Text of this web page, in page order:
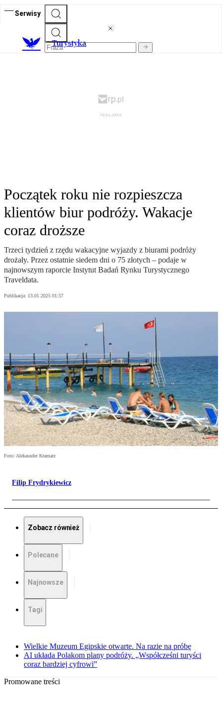
Serwisy
Turystyka
Początek roku nie rozpieszcza
klientów biur podróży. Wakacje
coraz droższe
Trzeci tydzień z rzędu wakacyjne wyjazdy z biurami podróży
drożały. Przez ostatnie siedem dni o 75 złotych – podaje w
najnowszym raporcie Instytut Badań Rynku Turystycznego
Traveldata.
Publikacja: 13.01.2025 01:57
Foto: Alekasnder Kramarz
Filip Frydrykiewicz
Zobacz również
Polecane
Najnowsze
Tagi
Wielkie Muzeum Egipskie otwarte. Na razie na próbę
AI układa Polakom plany podróży. „Współcześni turyści
coraz bardziej cyfrowi”
Promowane treści